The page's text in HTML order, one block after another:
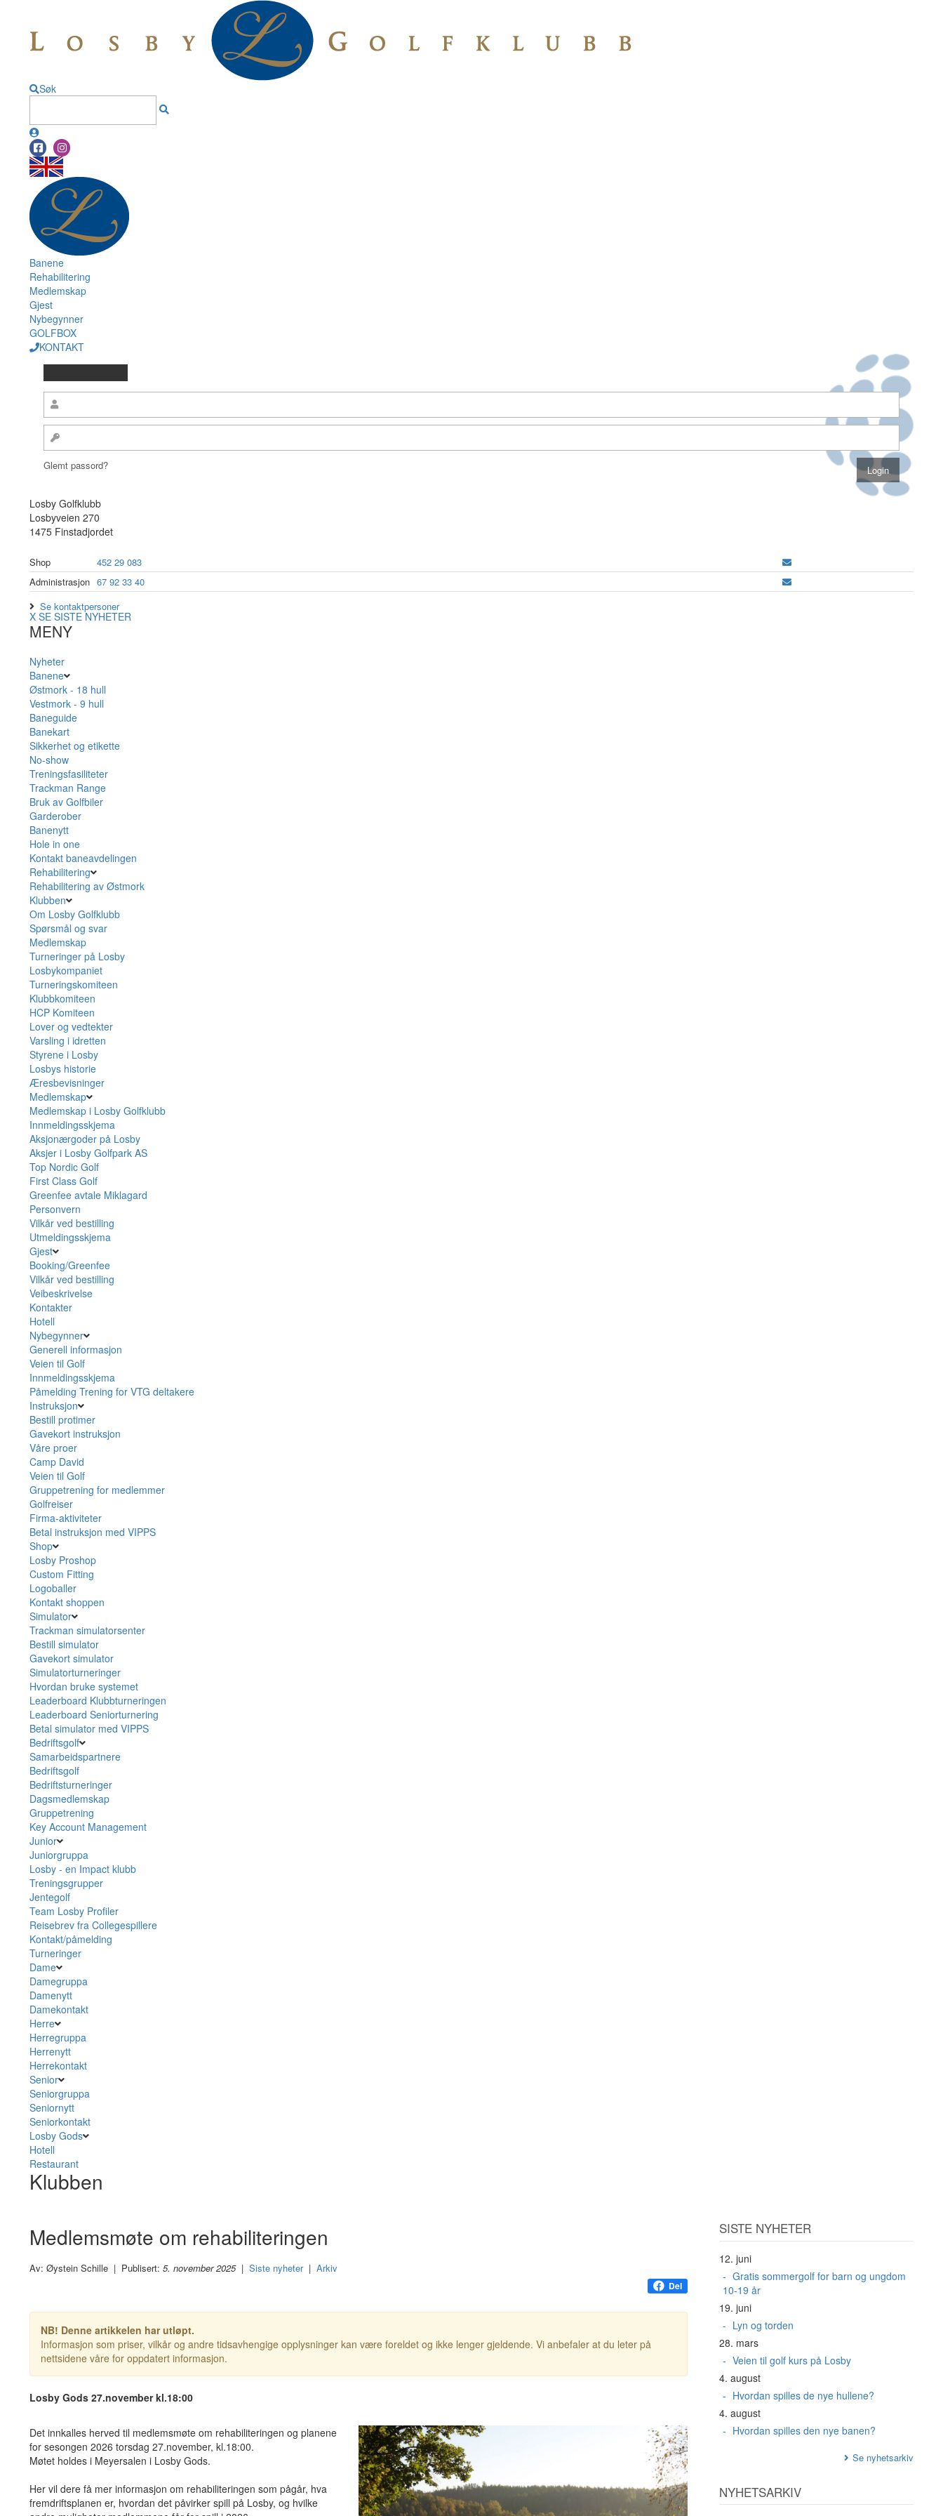
Søk
Banene
Rehabilitering
Medlemskap
Gjest
Nybegynner
GOLFBOX
KONTAKT
Glemt passord?
Losby Golfklubb
Losbyveien 270
1475 Finstadjordet
Shop
452 29 083
Administrasjon 67 92 33 40
Se kontaktpersoner
X SE SISTE NYHETER
MENY
Nyheter
Banene
Østmork - 18 hull
Vestmork - 9 hull
Baneguide
Banekart
Sikkerhet og etikette
No-show
Treningsfasiliteter
Trackman Range
Bruk av Golfbiler
Garderober
Banenytt
Hole in one
Kontakt baneavdelingen
Rehabilitering
Rehabilitering av Østmork
Klubben
Om Losby Golfklubb
Spørsmål og svar
Medlemskap
Turneringer på Losby
Losbykompaniet
Turneringskomiteen
Klubbkomiteen
HCP Komiteen
Lover og vedtekter
Varsling i idretten
Styrene i Losby
Losbys historie
Æresbevisninger
Medlemskap
Medlemskap i Losby Golfklubb
Innmeldingsskjema
Aksjonærgoder på Losby
Aksjer i Losby Golfpark AS
Top Nordic Golf
First Class Golf
Greenfee avtale Miklagard
Personvern
Vilkår ved bestilling
Utmeldingsskjema
Gjest
Booking/Greenfee
Vilkår ved bestilling
Veibeskrivelse
Kontakter
Hotell
Nybegynner
Generell informasjon
Veien til Golf
Innmeldingsskjema
Påmelding Trening for VTG deltakere
Instruksjon
Bestill protimer
Gavekort instruksjon
Våre proer
Camp David
Veien til Golf
Gruppetrening for medlemmer
Golfreiser
Firma-aktiviteter
Betal instruksjon med VIPPS
Shop
Losby Proshop
Custom Fitting
Logoballer
Kontakt shoppen
Simulator
Trackman simulatorsenter
Bestill simulator
Gavekort simulator
Simulatorturneringer
Hvordan bruke systemet
Leaderboard Klubbturneringen
Leaderboard Seniorturnering
Betal simulator med VIPPS
Bedriftsgolf
Samarbeidspartnere
Bedriftsgolf
Bedriftsturneringer
Dagsmedlemskap
Gruppetrening
Key Account Management
Junior
Juniorgruppa
Losby - en Impact klubb
Treningsgrupper
Jentegolf
Team Losby Profiler
Reisebrev fra Collegespillere
Kontakt/påmelding
Turneringer
Dame
Damegruppa
Damenytt
Damekontakt
Herre
Herregruppa
Herrenytt
Herrekontakt
Senior
Seniorgruppa
Seniornytt
Seniorkontakt
Losby Gods
Hotell
Restaurant
Klubben
Medlemsmøte om rehabiliteringen
Av: Øystein Schille | Publisert: 5. november 2025| Siste nyheter| Arkiv
Del
NB! Denne artikkelen har utløpt.
Informasjon som priser, vilkår og andre tidsavhengige opplysninger kan være foreldet og ikke lenger gjeldende. Vi anbefaler at du leter på
nettsidene våre for oppdatert informasjon.
Losby Gods 27.november kl.18:00
Det innkalles herved til medlemsmøte om rehabiliteringen og planene
for sesongen 2026 torsdag 27.november, kl.18:00.
Møtet holdes i Meyersalen i Losby Gods.
Her vil dere få mer informasjon om rehabiliteringen som pågår, hva
fremdriftsplanen er, hvordan det påvirker spill på Losby, og hvilke
SISTE NYHETER
12. juni
Gratis sommergolf for barn og ungdom
10-19 år
19. juni
Lyn og torden
28. mars
Veien til golf kurs på Losby
4. august
Hvordan spilles de nye hullene?
4. august
Hvordan spilles den nye banen?
Se nyhetsarkiv
NYHETSARKIV